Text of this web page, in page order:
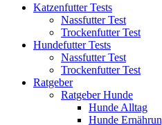
Katzenfutter Tests
Nassfutter Test
Trockenfutter Test
Hundefutter Tests
Nassfutter Test
Trockenfutter Test
Ratgeber
Ratgeber Hunde
Hunde Alltag
Hunde